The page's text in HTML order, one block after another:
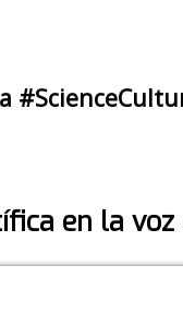
en la voz